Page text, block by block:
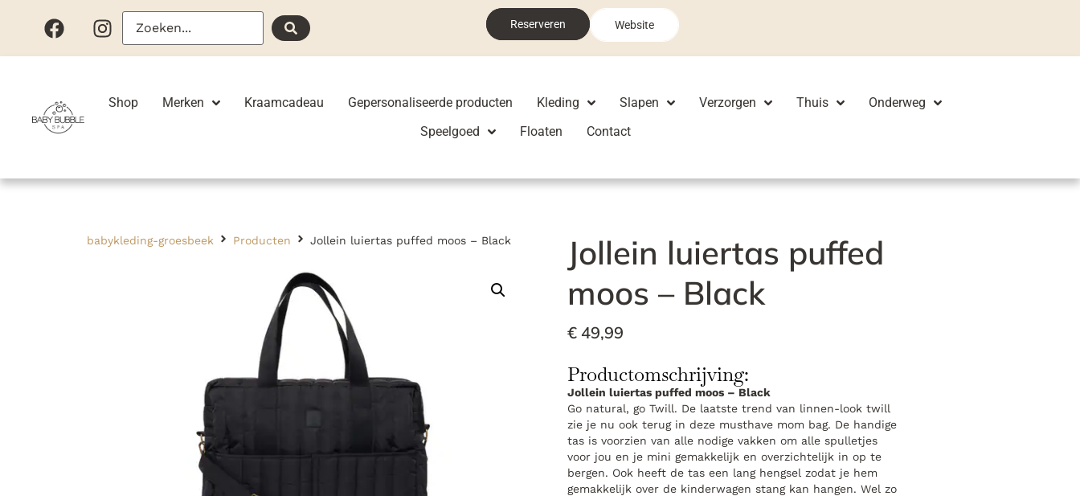
Reserveren Website
Shop Merken Kraamcadeau Gepersonaliseerde producten Kleding Slapen Verzorgen Thuis
Onderweg
Speelgoed
Floaten Contact
babykleding-groesbeek Producten Jollein luiertas puffed moos – Black
Jollein luiertas puffed
moos – Black
€49,99
Productomschrijving:
Jollein luiertas puffed moos – Black
Go natural, go Twill. De laatste trend van linnen-look twill
zie je nu ook terug in deze musthave mom bag. De handige
tas is voorzien van alle nodige vakken om alle spulletjes
voor jou en je mini gemakkelijk en overzichtelijk in op te
bergen. Ook heeft de tas een lang hengsel zodat je hem
gemakkelijk over de kinderwagen stang kan hangen. Wel zo